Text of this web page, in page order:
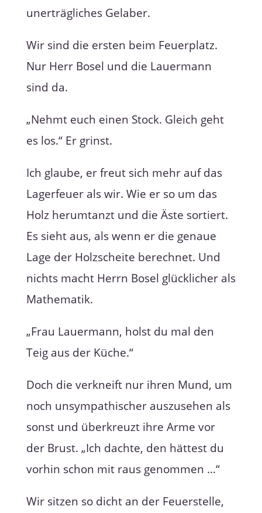
unerträgliches Gelaber.
Wir sind die ersten beim Feuerplatz.
Nur Herr Bosel und die Lauermann
sind da.
„Nehmt euch einen Stock. Gleich geht
es los.“ Er grinst.
Ich glaube, er freut sich mehr auf das
Lagerfeuer als wir. Wie er so um das
Holz herumtanzt und die Äste sortiert.
Es sieht aus, als wenn er die genaue
Lage der Holzscheite berechnet. Und
nichts macht Herrn Bosel glücklicher als
Mathematik.
„Frau Lauermann, holst du mal den
Teig aus der Küche.“
Doch die verkneift nur ihren Mund, um
noch unsympathischer auszusehen als
sonst und überkreuzt ihre Arme vor
der Brust. „Ich dachte, den hättest du
vorhin schon mit raus genommen …“
Wir sitzen so dicht an der Feuerstelle,